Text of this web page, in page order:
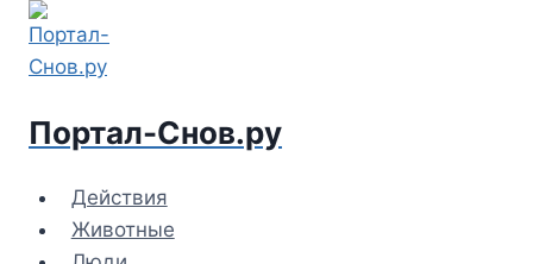
Перейти
содержимому
Портал-Снов.ру
Действия
Животные